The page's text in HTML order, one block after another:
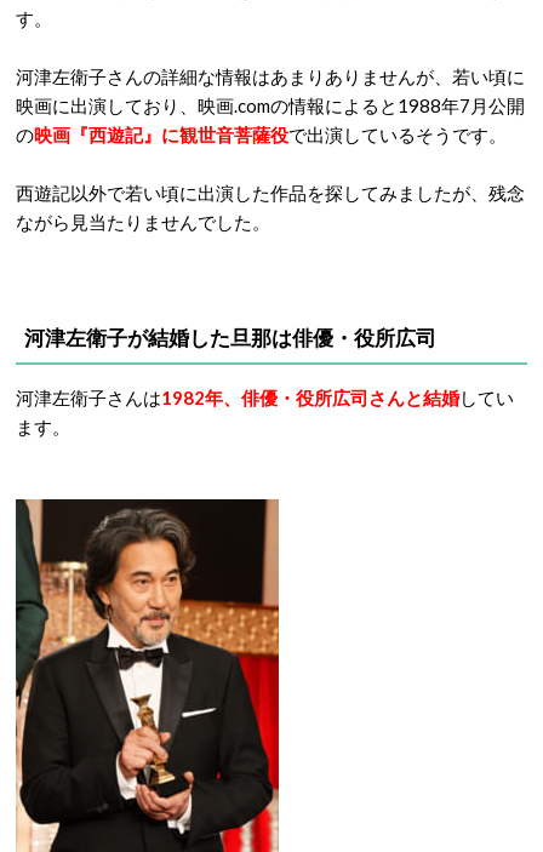
す。
河津左衛子さんの詳細な情報はあまりありませんが、若い頃に
映画に出演しており、映画.comの情報によると1988年7月公開
の映画『西遊記』に観世音菩薩役で出演しているそうです。
西遊記以外で若い頃に出演した作品を探してみましたが、残念
ながら見当たりませんでした。
河津左衛子が結婚した旦那は俳優・役所広司
河津左衛子さんは1982年、俳優・役所広司さんと結婚してい
ます。